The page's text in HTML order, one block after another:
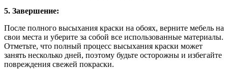
5. Завершение:
После полного высыхания краски на обоях, верните мебель на
свои места и уберите за собой все использованные материалы.
Отметьте, что полный процесс высыхания краски может
занять несколько дней, поэтому будьте осторожны и избегайте
повреждения свежей покраски.